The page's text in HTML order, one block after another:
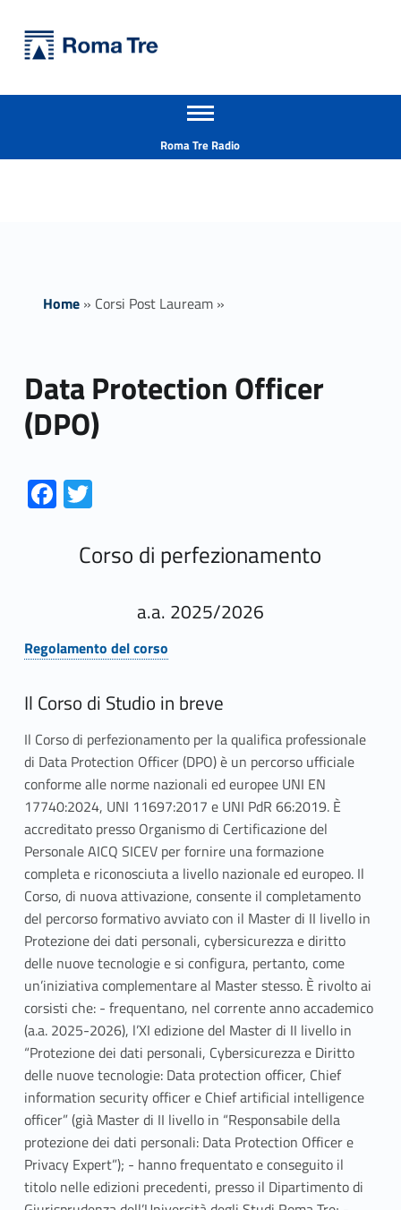
Data Protection Officer (DPO) - Università Roma Tre
Apri il menu secondario
Roma Tre Radio
Home» Corsi Post Lauream»
Data Protection Officer
(DPO)
Link identifier #identifier__86459-1 Fa
ce
k
Link identifier #identifier__101242-2 T
itt
Corso di perfezionamento
a.a. 2025/2026
Link identifier #identifier__93817-1
Regolamento del corso
Il Corso di Studio in breve
Il Corso di perfezionamento per la qualifica professionale
di Data Protection Officer (DPO) è un percorso ufficiale
conforme alle norme nazionali ed europee UNI EN
17740:2024, UNI 11697:2017 e UNI PdR 66:2019. È
accreditato presso Organismo di Certificazione del
Personale AICQ SICEV per fornire una formazione
completa e riconosciuta a livello nazionale ed europeo. Il
Corso, di nuova attivazione, consente il completamento
del percorso formativo avviato con il Master di II livello in
Protezione dei dati personali, cybersicurezza e diritto
delle nuove tecnologie e si configura, pertanto, come
un’iniziativa complementare al Master stesso. È rivolto ai
corsisti che: - frequentano, nel corrente anno accademico
(a.a. 2025-2026), l’XI edizione del Master di II livello in
“Protezione dei dati personali, Cybersicurezza e Diritto
delle nuove tecnologie: Data protection officer, Chief
information security officer e Chief artificial intelligence
officer” (già Master di II livello in “Responsabile della
protezione dei dati personali: Data Protection Officer e
Privacy Expert”); - hanno frequentato e conseguito il
titolo nelle edizioni precedenti, presso il Dipartimento di